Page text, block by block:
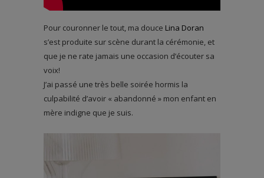
Pour couronner le tout, ma douce Lina Doran
s’est produite sur scène durant la cérémonie, et
que je ne rate jamais une occasion d’écouter sa
voix!
J’ai passé une très belle soirée hormis la
culpabilité d’avoir « abandonné » mon enfant en
mère indigne que je suis.